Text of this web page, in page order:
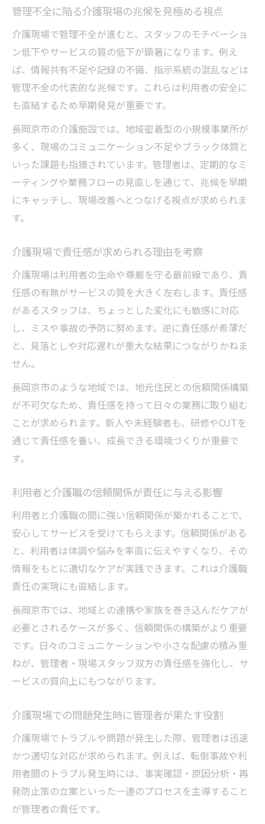
整理
介護現場で信頼を集める管理者の判断基準
介護職員から見た理想的な管理者像を考え
る
高齢化が進展する地域で求められる管理力
高齢化が進む地域で介護職責任が持つ意味
介護現場に求められる柔軟な管理手法とは
高齢化率の上昇が介護職の働き方に与える
影響
地域特性を踏まえた介護現場の課題解決術
介護職責任を全うするための地域連携の重
信頼される介護チームを築くための心得
ト
介護現場での情報共有と責任分担の実践方
法
信頼される介護チームの共通する特徴とは
管理者が率先して示すべき介護現場の姿勢
長岡京市の読み方と介護現場での活用法
長岡京市の正しい読み方と介護職での重要
性
介護現場で役立つ長岡京市の基本情報まと
め
利用者対応で生かせる地域知識の活用術
介護現場で信頼を得るための地域情報の学
び方
管理不全に陥る介護現場の兆候を見極める視点
介護現場で管理不全が進むと、スタッフのモチベーショ
ン低下やサービスの質の低下が顕著になります。例え
ば、情報共有不足や記録の不備、指示系統の混乱などは
管理不全の代表的な兆候です。これらは利用者の安全に
も直結するため早期発見が重要です。
長岡京市の介護施設では、地域密着型の小規模事業所が
多く、現場のコミュニケーション不足やブラック体質と
いった課題も指摘されています。管理者は、定期的なミ
ーティングや業務フローの見直しを通じて、兆候を早期
にキャッチし、現場改善へとつなげる視点が求められま
す。
介護現場で責任感が求められる理由を考察
介護現場は利用者の生命や尊厳を守る最前線であり、責
任感の有無がサービスの質を大きく左右します。責任感
があるスタッフは、ちょっとした変化にも敏感に対応
し、ミスや事故の予防に努めます。逆に責任感が希薄だ
と、見落としや対応遅れが重大な結果につながりかねま
せん。
長岡京市のような地域では、地元住民との信頼関係構築
が不可欠なため、責任感を持って日々の業務に取り組む
ことが求められます。新人や未経験者も、研修やOJTを
通じて責任感を養い、成長できる環境づくりが重要で
す。
利用者と介護職の信頼関係が責任に与える影響
利用者と介護職の間に強い信頼関係が築かれることで、
安心してサービスを受けてもらえます。信頼関係がある
と、利用者は体調や悩みを率直に伝えやすくなり、その
情報をもとに適切なケアが実践できます。これは介護職
責任の実現にも直結します。
長岡京市では、地域との連携や家族を巻き込んだケアが
必要とされるケースが多く、信頼関係の構築がより重要
です。日々のコミュニケーションや小さな配慮の積み重
ねが、管理者・現場スタッフ双方の責任感を強化し、サ
ービスの質向上にもつながります。
介護現場での問題発生時に管理者が果たす役割
介護現場でトラブルや問題が発生した際、管理者は迅速
かつ適切な対応が求められます。例えば、転倒事故や利
用者間のトラブル発生時には、事実確認・原因分析・再
発防止策の立案といった一連のプロセスを主導すること
が管理者の責任です。